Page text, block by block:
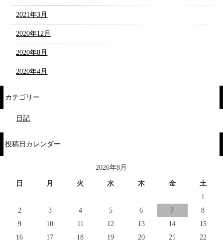
2021年3月
2020年12月
2020年8月
2020年4月
カテゴリー
日記
投稿日カレンダー
2026年8月
日 月 火 水 木 金
土
1
2
3 4 5 6 7
8
9
10 11 12 13 14
15
16
17 18 19 20 21 22